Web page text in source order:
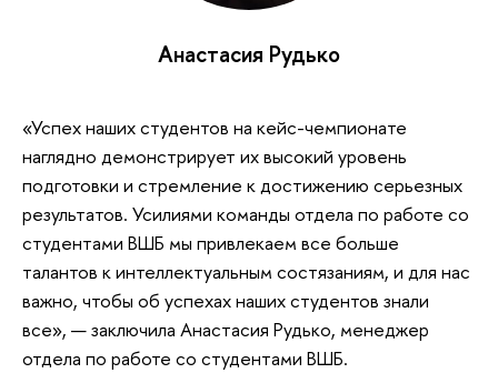
Анастасия Рудько
«Успех наших студентов на кейс-чемпионате
наглядно демонстрирует их высокий уровень
подготовки и стремление к достижению серьезных
результатов. Усилиями команды отдела по работе со
студентами ВШБ мы привлекаем все больше
талантов к интеллектуальным состязаниям, и для нас
важно, чтобы об успехах наших студентов знали
все», — заключила Анастасия Рудько, менеджер
отдела по работе со студентами ВШБ.